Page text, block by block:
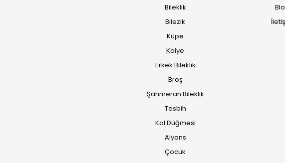
Bileklik
Bilezik
Küpe
Kolye
Erkek Bileklik
Broş
Şahmeran Bileklik
Tesbih
Kol Düğmesi
Alyans
Çocuk